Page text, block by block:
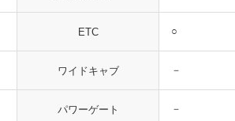
ETC ○
ワイドキャブ －
パワーゲート －